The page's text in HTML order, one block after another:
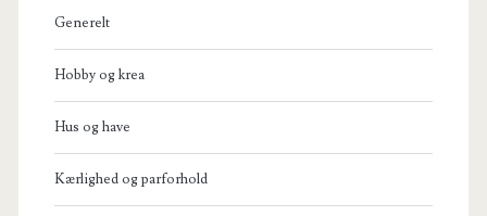
Generelt
Hobby og krea
Hus og have
Kærlighed og parforhold